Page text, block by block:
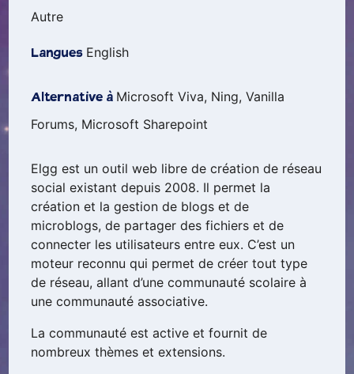
Autre
Langues English
Alternative à Microsoft Viva, Ning, Vanilla
Forums, Microsoft Sharepoint
Elgg est un outil web libre de création de réseau
social existant depuis 2008. Il permet la
création et la gestion de blogs et de
microblogs, de partager des fichiers et de
connecter les utilisateurs entre eux. C’est un
moteur reconnu qui permet de créer tout type
de réseau, allant d’une communauté scolaire à
une communauté associative.
La communauté est active et fournit de
nombreux thèmes et extensions.